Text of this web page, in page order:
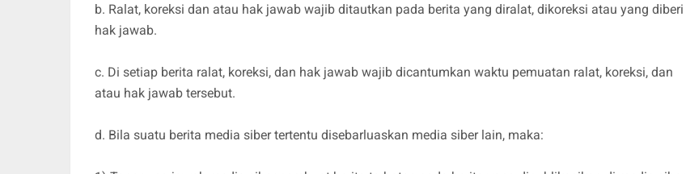
b. Ralat, koreksi dan atau hak jawab wajib ditautkan pada berita yang diralat, dikoreksi atau yang diberi
hak jawab.
c. Di setiap berita ralat, koreksi, dan hak jawab wajib dicantumkan waktu pemuatan ralat, koreksi, dan
atau hak jawab tersebut.
d. Bila suatu berita media siber tertentu disebarluaskan media siber lain, maka: